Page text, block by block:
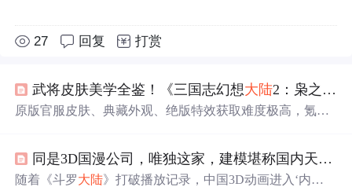
27 回复 打赏
武将皮肤美学全鉴！《三国志幻想大陆2：枭之歌1折版》高
原版官服皮肤、典藏外观、绝版特效获取难度极高，氪金
同是3D国漫公司，唯独这家，建模堪称国内天花板？
随着《斗罗大陆》打破播放记录，中国3D动画进入‘内